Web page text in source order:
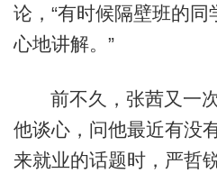
论，“有时候隔壁班的
心地讲解。”
前不久，张茜又一
他谈心，问他最近有没
来就业的话题时，严哲